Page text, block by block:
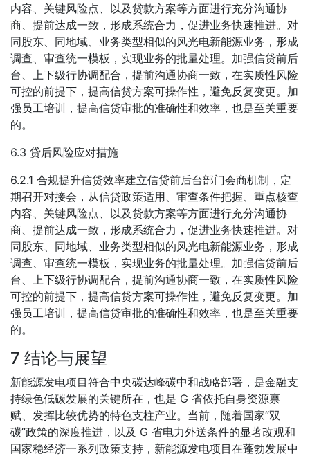
内容、关键风险点、以及贷款方案等方面进行充分沟通协
商、提前达成一致，形成系统合力，促进业务快速推进。对
同股东、同地域、业务类型相似的风光电新能源业务，形成
调查、审查统一模板，实现业务的批量处理。加强信贷前后
台、上下级行协调配合，提前沟通协商一致，在实质性风险
可控的前提下，提高信贷方案可操作性，避免反复变更。加
强员工培训，提高信贷审批的准确性和效率，也是至关重要
的。
6.3 贷后风险应对措施
6.2.1 合规提升信贷效率建立信贷前后台部门会商机制，定
期召开对接会，从信贷政策适用、审查条件把握、重点核查
内容、关键风险点、以及贷款方案等方面进行充分沟通协
商、提前达成一致，形成系统合力，促进业务快速推进。对
同股东、同地域、业务类型相似的风光电新能源业务，形成
调查、审查统一模板，实现业务的批量处理。加强信贷前后
台、上下级行协调配合，提前沟通协商一致，在实质性风险
可控的前提下，提高信贷方案可操作性，避免反复变更。加
强员工培训，提高信贷审批的准确性和效率，也是至关重要
的。
7 结论与展望
新能源发电项目符合中央碳达峰碳中和战略部署，是金融支
持绿色低碳发展的关键所在，也是 G 省依托自身资源禀
赋、发挥比较优势的特色支柱产业。当前，随着国家“双
碳”政策的深度推进，以及 G 省电力外送条件的显著改观和
国家稳经济一系列政策支持，新能源发电项目在蓬勃发展中